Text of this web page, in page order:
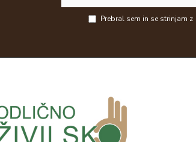
Prebral sem in se strinjam z